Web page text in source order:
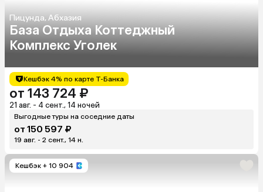
Пицунда, Абхазия
База Отдыха Коттеджный
Комплекс Уголек
Кешбэк 4% по карте Т-Банка
от 143 724 ₽
21 авг. - 4 сент., 14 ночей
Выгодные туры на соседние даты
от 150 597 ₽
19 авг. - 2 сент., 14 н.
Кешбэк + 10 904